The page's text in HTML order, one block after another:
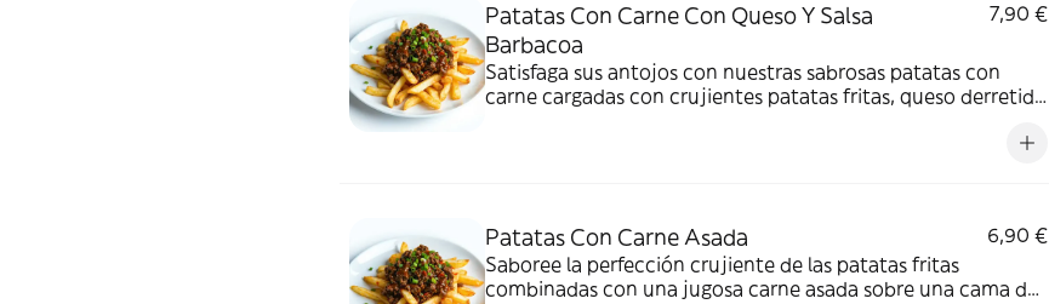
Patatas Con Carne Con Queso Y Salsa
Barbacoa
7,90 €
Satisfaga sus antojos con nuestras sabrosas patatas con
carne cargadas con crujientes patatas fritas, queso derretido
Patatas Con Carne Asada
6,90 €
Saboree la perfección crujiente de las patatas fritas
combinadas con una jugosa carne asada sobre una cama de